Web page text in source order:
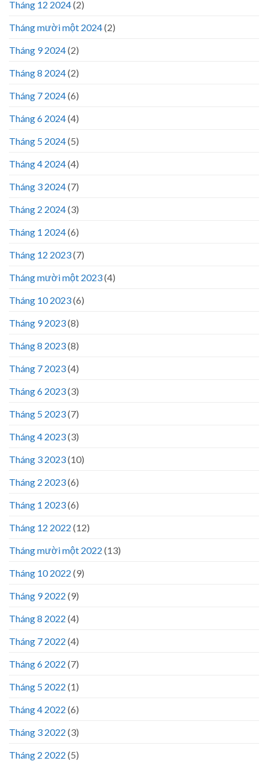
Tháng 12 2024(2)
Tháng mười một 2024(2)
Tháng 9 2024(2)
Tháng 8 2024(2)
Tháng 7 2024(6)
Tháng 6 2024(4)
Tháng 5 2024(5)
Tháng 4 2024(4)
Tháng 3 2024(7)
Tháng 2 2024(3)
Tháng 1 2024(6)
Tháng 12 2023(7)
Tháng mười một 2023(4)
Tháng 10 2023(6)
Tháng 9 2023(8)
Tháng 8 2023(8)
Tháng 7 2023(4)
Tháng 6 2023(3)
Tháng 5 2023(7)
Tháng 4 2023(3)
Tháng 3 2023(10)
Tháng 2 2023(6)
Tháng 1 2023(6)
Tháng 12 2022 (12)
Tháng mười một 2022 (13)
Tháng 10 2022 (9)
Tháng 9 2022 (9)
Tháng 8 2022 (4)
Tháng 7 2022 (4)
Tháng 6 2022 (7)
Tháng 5 2022 (1)
Tháng 4 2022 (6)
Tháng 3 2022 (3)
Tháng 2 2022 (5)